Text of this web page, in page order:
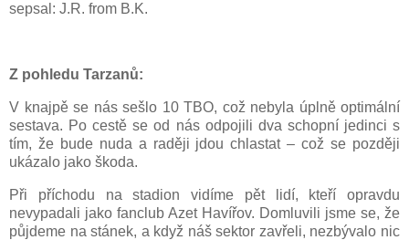
sepsal: J.R. from B.K.
Z pohledu Tarzanů:
V knajpě se nás sešlo 10 TBO, což nebyla úplně optimální
sestava. Po cestě se od nás odpojili dva schopní jedinci s
tím, že bude nuda a raději jdou chlastat – což se později
ukázalo jako škoda.
Při příchodu na stadion vidíme pět lidí, kteří opravdu
nevypadali jako fanclub Azet Havířov. Domluvili jsme se, že
půjdeme na stánek, a když náš sektor zavřeli, nezbývalo nic